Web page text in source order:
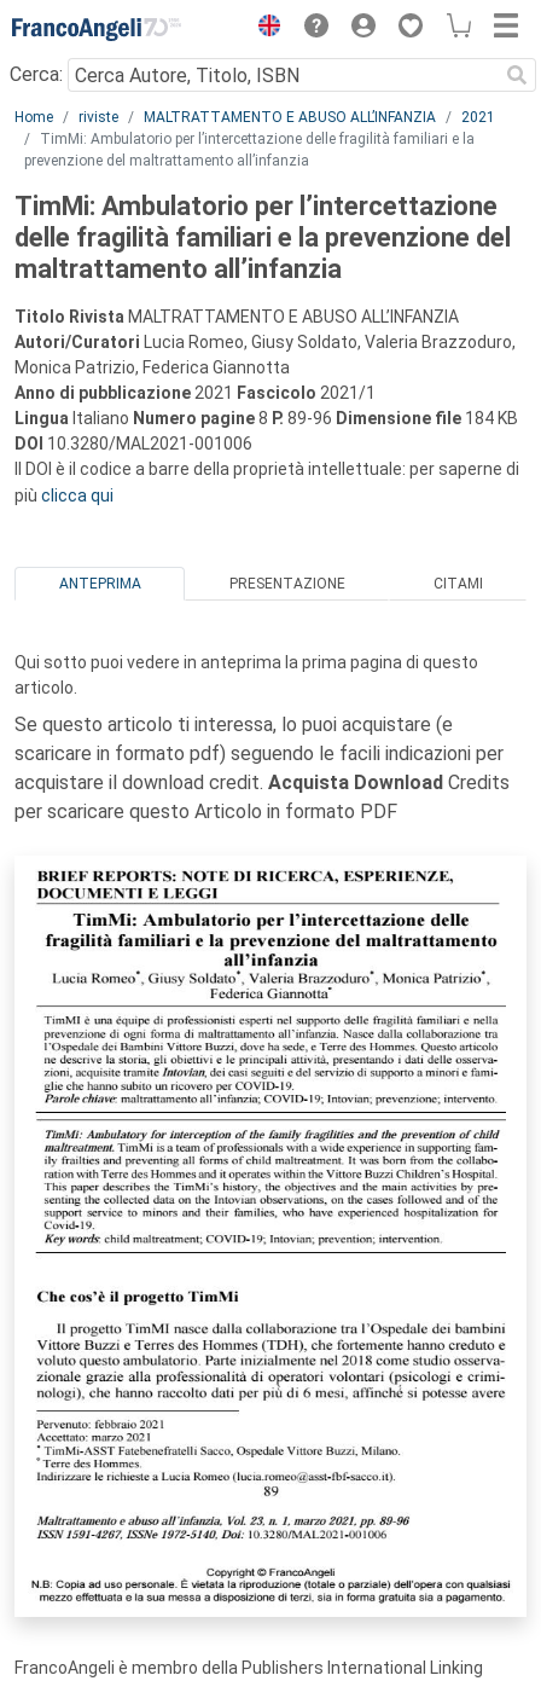
Menu
Cerca:
Main content
Home riviste MALTRATTAMENTO E ABUSO ALL’INFANZIA
2021
TimMi: Ambulatorio per l’intercettazione delle fragilità familiari e la
prevenzione del maltrattamento all’infanzia
TimMi: Ambulatorio per l’intercettazione
delle fragilità familiari e la prevenzione del
maltrattamento all’infanzia
Titolo Rivista MALTRATTAMENTO E ABUSO ALL’INFANZIA
Autori/Curatori Lucia Romeo, Giusy Soldato, Valeria Brazzoduro,
Monica Patrizio, Federica Giannotta
Anno di pubblicazione 2021 Fascicolo 2021/1
Lingua Italiano Numero pagine8 P. 89-96 Dimensione file 184 KB
DOI 10.3280/MAL2021-001006
Il DOI è il codice a barre della proprietà intellettuale: per saperne di
più clicca qui
ANTEPRIMA PRESENTAZIONE CITAMI
Qui sotto puoi vedere in anteprima la prima pagina di questo
articolo.
Se questo articolo ti interessa, lo puoi acquistare (e
scaricare in formato pdf) seguendo le facili indicazioni per
acquistare il download credit. Acquista Download Credits
per scaricare questo Articolo in formato PDF
FrancoAngeli è membro della Publishers International Linking